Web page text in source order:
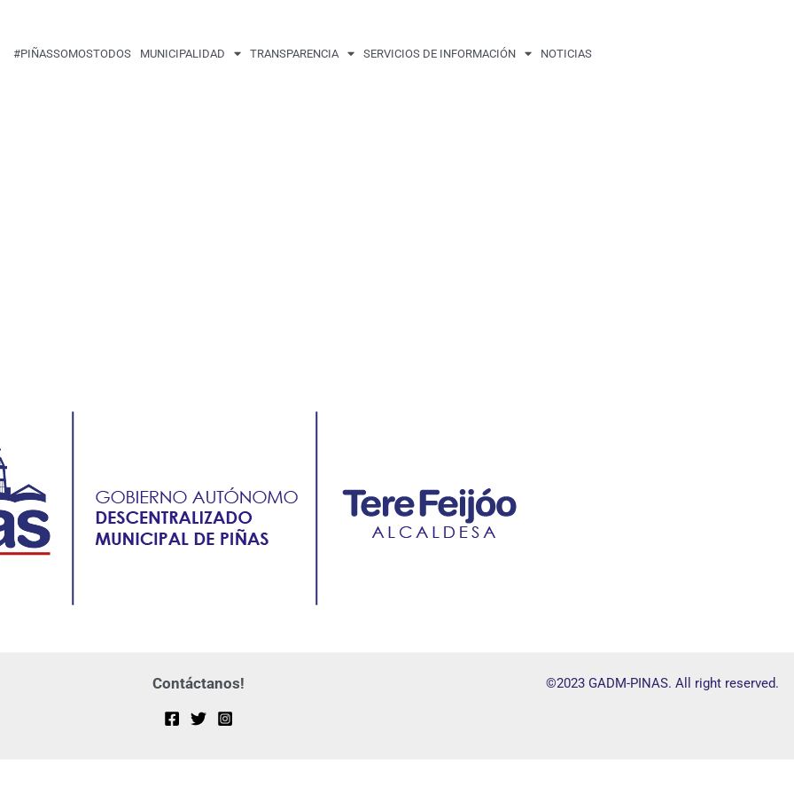
#PIÑASSOMOSTODOS MUNICIPALIDAD TRANSPARENCIA SERVICIOS DE INFORMACIÓN NOTICIAS
Contáctanos! ©2023 GADM-PINAS. All right reserved.